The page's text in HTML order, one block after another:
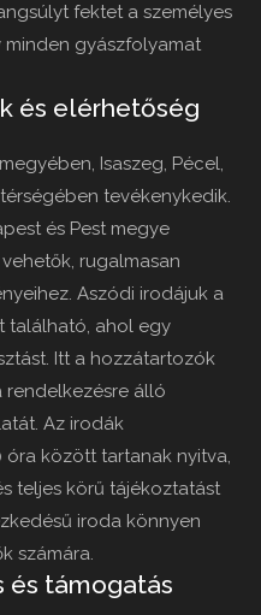
fektet a személyes
gyászfolyamat
és elérhetőség
Isaszeg, Pécel,
tevékenykedik.
és Pest megye
rugalmasan
Aszódi irodájuk a
található, ahol egy
Itt a hozzátartozók
rendelkezésre álló
Az irodák
óra között tartanak nyitva,
teljes körű tájékoztatást
iroda könnyen
számára.
és támogatás